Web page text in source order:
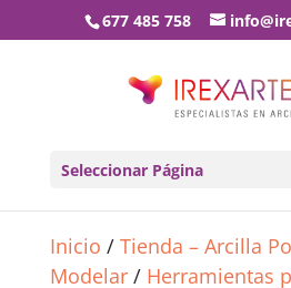
677 485 758
Seleccionar Página
Inicio / Tienda – Arcilla
Modelar/ Herramientas